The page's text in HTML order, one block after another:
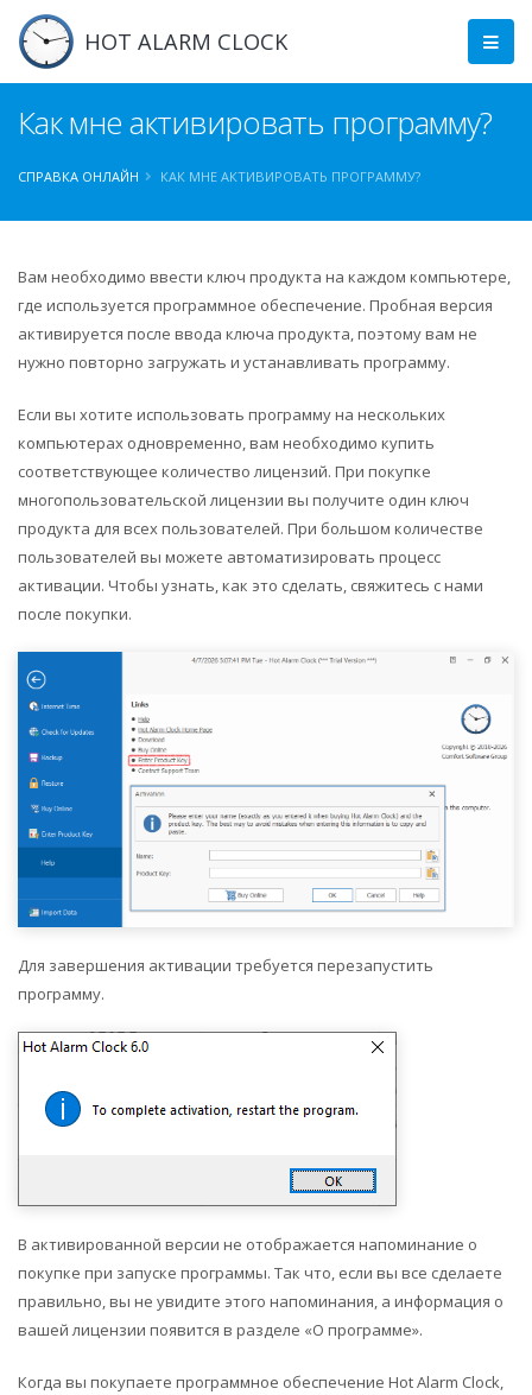
HOT ALARM CLOCK
Как мне активировать программу?
СПРАВКА ОНЛАЙН КАК МНЕ АКТИВИРОВАТЬ ПРОГРАММУ?
Вам необходимо ввести ключ продукта на каждом компьютере,
где используется программное обеспечение. Пробная версия
активируется после ввода ключа продукта, поэтому вам не
нужно повторно загружать и устанавливать программу.
Если вы хотите использовать программу на нескольких
компьютерах одновременно, вам необходимо купить
соответствующее количество лицензий. При покупке
многопользовательской лицензии вы получите один ключ
продукта для всех пользователей. При большом количестве
пользователей вы можете автоматизировать процесс
активации. Чтобы узнать, как это сделать, свяжитесь с нами
после покупки.
Для завершения активации требуется перезапустить
программу.
В активированной версии не отображается напоминание о
покупке при запуске программы. Так что, если вы все сделаете
правильно, вы не увидите этого напоминания, а информация о
вашей лицензии появится в разделе «О программе».
Когда вы покупаете программное обеспечение Hot Alarm Clock,